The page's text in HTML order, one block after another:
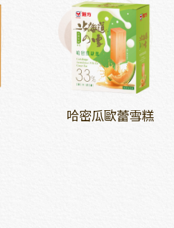
哈密瓜歐蕾雪糕